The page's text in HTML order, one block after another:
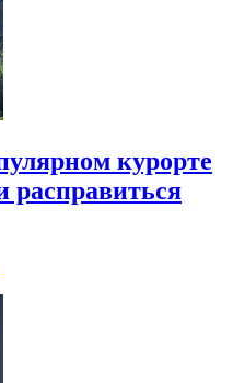
курорте
расправиться